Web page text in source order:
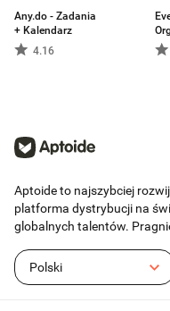
Any.do - Zadania
+ Kalendarz
4.16
Aptoide to najszybciej
platforma dystrybucji na
globalnych talentów.
Polski